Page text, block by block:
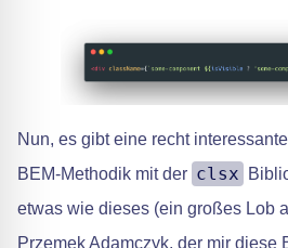
Nun, es gibt eine recht
BEM-Methodik mit der clsx
etwas wie dieses (ein großes Lob
Przemek Adamczyk, der mir diese